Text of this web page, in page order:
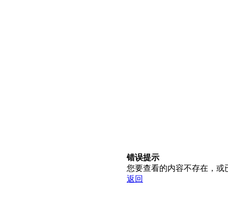
错误提示
您要查看的内容不存在，或
返回